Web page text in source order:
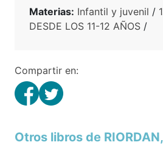
Materias: Infantil y juvenil /
DESDE LOS 11-12 AÑOS /
Compartir en:
Otros libros de